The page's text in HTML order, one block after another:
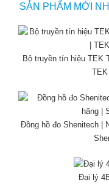
SẢN PHẨM MỚI
Bộ truyền tín hiệu TEK
TEK
Đồng hồ đo Shenitech |
Đại lý